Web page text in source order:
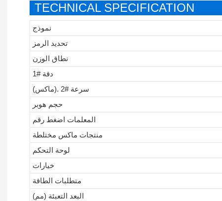
TECHNICAL SPECIFICATION
نموذج
تحديد الرمز
نطاق الوزن
دقة #1
(ماكس). سرعة #2
حجم هوبر
المعلمات اضغط رقم
منتجات ماكس مختلطة
لوحة التحكم
خيارات
متطلبات الطاقة
البعد التعبئة (مم)